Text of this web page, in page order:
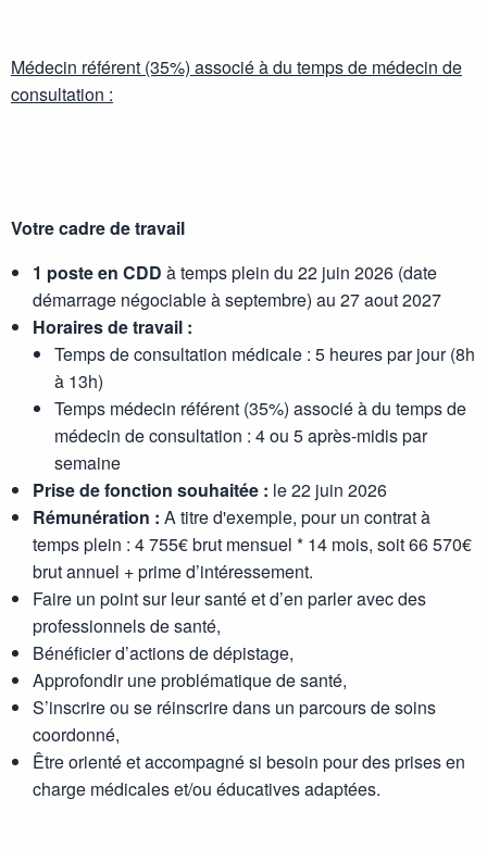
Médecin référent (35%) associé à du temps de médecin de
consultation :
Votre cadre de travail
1 poste en CDD à temps plein du 22 juin 2026 (date
démarrage négociable à septembre) au 27 aout 2027
Horaires de travail :
Temps de consultation médicale : 5 heures par jour (8h
à 13h)
Temps médecin référent (35%) associé à du temps de
médecin de consultation : 4 ou 5 après-midis par
semaine
Prise de fonction souhaitée : le 22 juin 2026
Rémunération : A titre d'exemple, pour un contrat à
temps plein : 4 755€ brut mensuel * 14 mois, soit 66 570€
brut annuel + prime d’intéressement.
Faire un point sur leur santé et d’en parler avec des
professionnels de santé,
Bénéficier d’actions de dépistage,
Approfondir une problématique de santé,
S’inscrire ou se réinscrire dans un parcours de soins
coordonné,
Être orienté et accompagné si besoin pour des prises en
charge médicales et/ou éducatives adaptées.